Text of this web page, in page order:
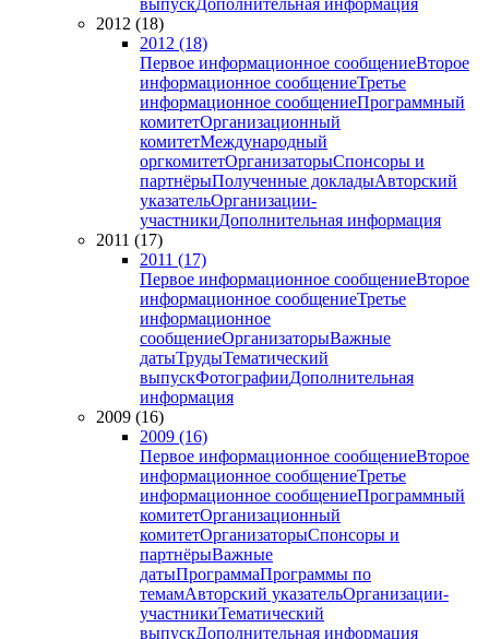
выпускДополнительная информация
2012 (18)
2012 (18)
Первое информационное сообщениеВторое
информационное сообщениеТретье
информационное сообщениеПрограммный
комитетОрганизационный
комитетМеждународный
оргкомитетОрганизаторыСпонсоры и
партнёрыПолученные докладыАвторский
указательОрганизации-
участникиДополнительная информация
2011 (17)
2011 (17)
Первое информационное сообщениеВторое
информационное сообщениеТретье
информационное
сообщениеОрганизаторыВажные
датыТрудыТематический
выпускФотографииДополнительная
информация
2009 (16)
2009 (16)
Первое информационное сообщениеВторое
информационное сообщениеТретье
информационное сообщениеПрограммный
комитетОрганизационный
комитетОрганизаторыСпонсоры и
партнёрыВажные
датыПрограммаПрограммы по
темамАвторский указательОрганизации-
участникиТематический
выпускДополнительная информация